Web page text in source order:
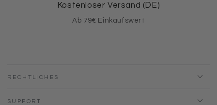
Kostenloser Versand (DE)
Ab 79€ Einkaufswert
RECHTLICHES
SUPPORT